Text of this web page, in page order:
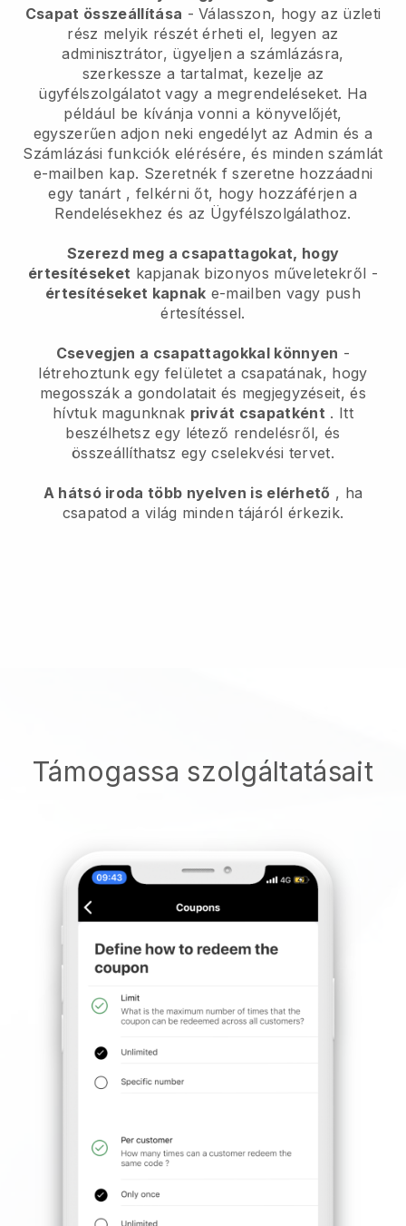
Csapat összeállítása - Válasszon, hogy az üzleti
rész melyik részét érheti el, legyen az
adminisztrátor, ügyeljen a számlázásra,
szerkessze a tartalmat, kezelje az
ügyfélszolgálatot vagy a megrendeléseket. Ha
például be kívánja vonni a könyvelőjét,
egyszerűen adjon neki engedélyt az Admin és a
Számlázási funkciók elérésére, és minden számlát
e-mailben kap. Szeretnék f szeretne hozzáadni
egy tanárt , felkérni őt, hogy hozzáférjen a
Rendelésekhez és az Ügyfélszolgálathoz.
Szerezd meg a csapattagokat, hogy
értesítéseket kapjanak bizonyos műveletekről -
értesítéseket kapnak e-mailben vagy push
értesítéssel.
Csevegjen a csapattagokkal könnyen -
létrehoztunk egy felületet a csapatának, hogy
megosszák a gondolatait és megjegyzéseit, és
hívtuk magunknak privát csapatként . Itt
beszélhetsz egy létező rendelésről, és
összeállíthatsz egy cselekvési tervet.
A hátsó iroda több nyelven is elérhető , ha
csapatod a világ minden tájáról érkezik.
Támogassa szolgáltatásait